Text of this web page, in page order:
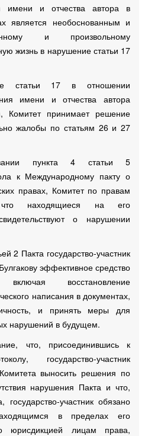
имени и отчества автора в
является необоснованным и
и произвольному
жизнь в нарушение статьи 17
статьи 17 в отношении
имени и отчества автора
Комитет принимает решение
жалобы по статьям 26 и 27
пункта 4 статьи 5
к Международному пакту о
правах, Комитет по правам
что находящиеся на его
о нарушении
2 Пакта государство-участник
эффективное средство
восстановление
написания в документах,
и принять меры для
нарушений в будущем.
что, присоединившись к
государство-участник
выносить решения по
нарушения Пакта и что,
государство-участник обязано
в пределах его
юрисдикцией лицам права,